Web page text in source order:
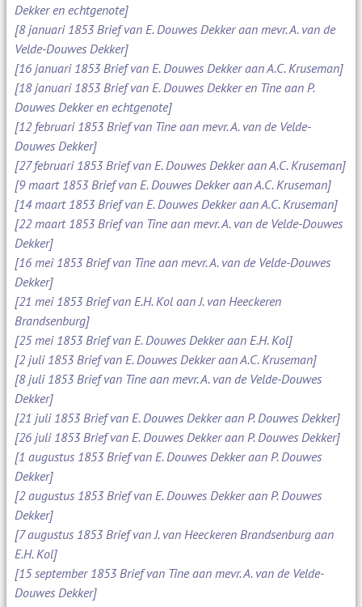
Dekker en echtgenote]
[8 januari 1853 Brief van E. Douwes Dekker aan mevr. A. van de
Velde-Douwes Dekker]
[16 januari 1853 Brief van E. Douwes Dekker aan A.C. Kruseman]
[18 januari 1853 Brief van E. Douwes Dekker en Tine aan P.
Douwes Dekker en echtgenote]
[12 februari 1853 Brief van Tine aan mevr. A. van de Velde-
Douwes Dekker]
[27 februari 1853 Brief van E. Douwes Dekker aan A.C. Kruseman]
[9 maart 1853 Brief van E. Douwes Dekker aan A.C. Kruseman]
[14 maart 1853 Brief van E. Douwes Dekker aan A.C. Kruseman]
[22 maart 1853 Brief van Tine aan mevr. A. van de Velde-Douwes
Dekker]
[16 mei 1853 Brief van Tine aan mevr. A. van de Velde-Douwes
Dekker]
[21 mei 1853 Brief van E.H. Kol aan J. van Heeckeren
Brandsenburg]
[25 mei 1853 Brief van E. Douwes Dekker aan E.H. Kol]
[2 juli 1853 Brief van E. Douwes Dekker aan A.C. Kruseman]
[8 juli 1853 Brief van Tine aan mevr. A. van de Velde-Douwes
Dekker]
[21 juli 1853 Brief van E. Douwes Dekker aan P. Douwes Dekker]
[26 juli 1853 Brief van E. Douwes Dekker aan P. Douwes Dekker]
[1 augustus 1853 Brief van E. Douwes Dekker aan P. Douwes
Dekker]
[2 augustus 1853 Brief van E. Douwes Dekker aan P. Douwes
Dekker]
[7 augustus 1853 Brief van J. van Heeckeren Brandsenburg aan
E.H. Kol]
[15 september 1853 Brief van Tine aan mevr. A. van de Velde-
Douwes Dekker]